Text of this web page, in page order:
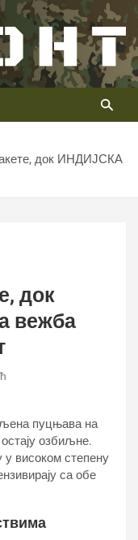
док ИНДИЈСКА
док
вежба
пуцњава на
остају озбиљне.
у високом степену
са обе